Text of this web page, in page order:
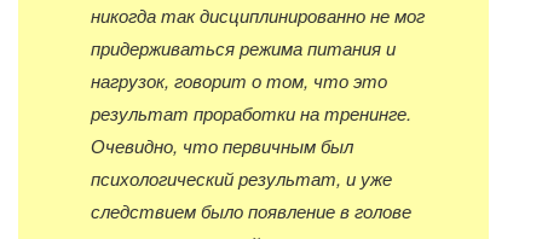
никогда так дисциплинированно не мог
придерживаться режима питания и
нагрузок, говорит о том, что это
результат проработки на тренинге.
Очевидно, что первичным был
психологический результат, и уже
следствием было появление в голове